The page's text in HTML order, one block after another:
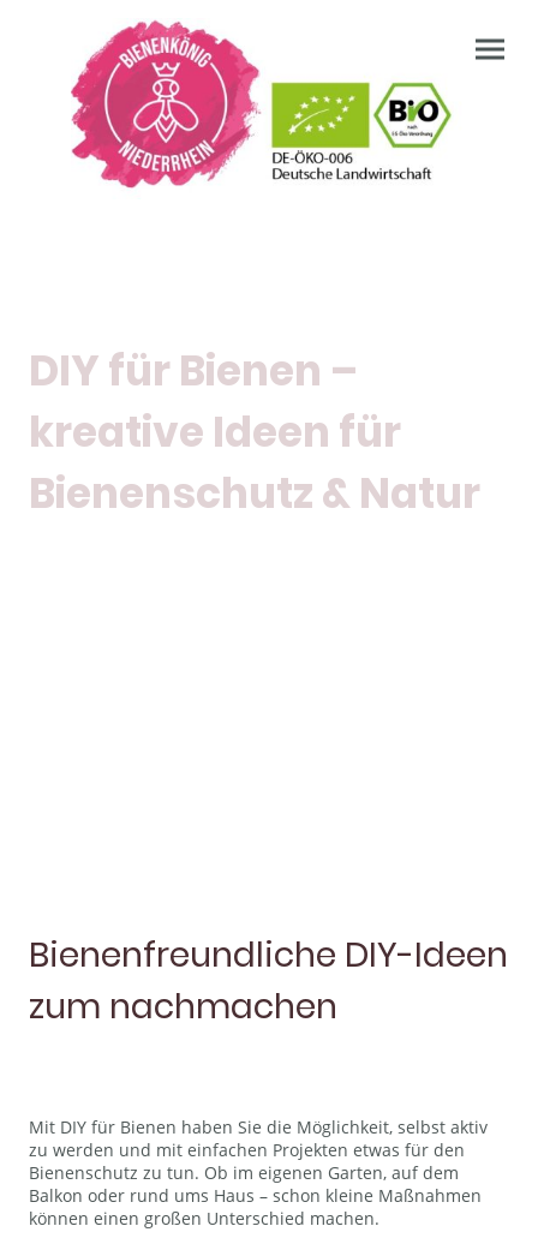
DIY für Bienen –
kreative Ideen für
Bienenschutz & Natur
Bienenfreundliche DIY-Ideen
zum nachmachen
Mit DIY für Bienen haben Sie die Möglichkeit, selbst aktiv
zu werden und mit einfachen Projekten etwas für den
Bienenschutz zu tun. Ob im eigenen Garten, auf dem
Balkon oder rund ums Haus – schon kleine Maßnahmen
können einen großen Unterschied machen.